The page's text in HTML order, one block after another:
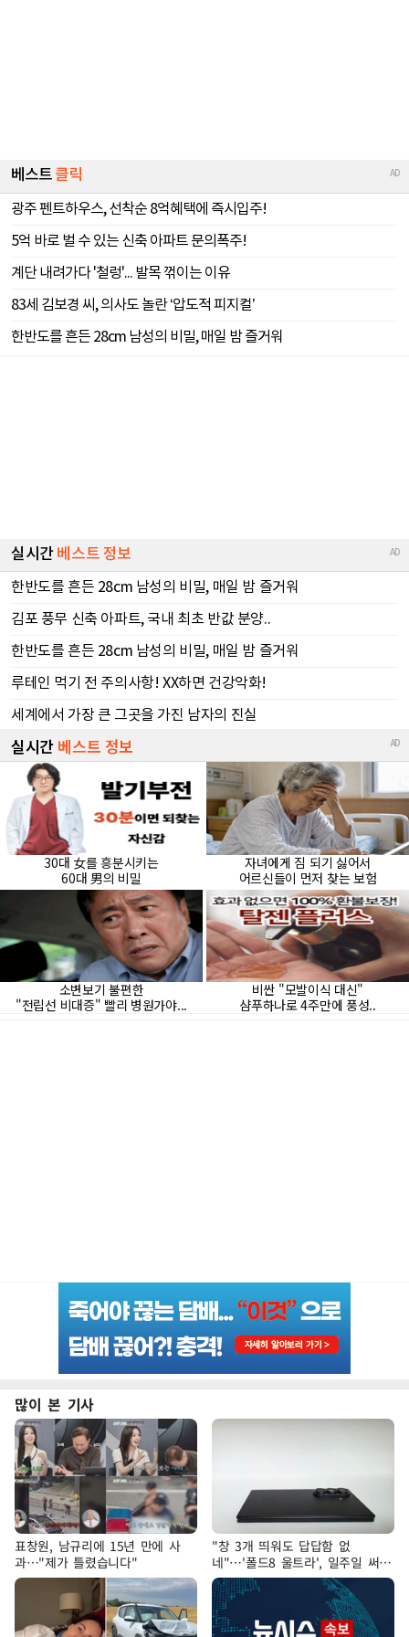
많이 본 기사
표창원, 남규리에 15년 만에 사
과…"제가 틀렸습니다"
"창 3개 띄워도 답답함 없
네"…'폴드8 울트라', 일주일 써보
니